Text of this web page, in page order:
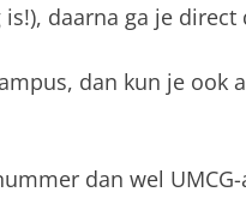
daarna ga je
dan kun je ook
dan wel